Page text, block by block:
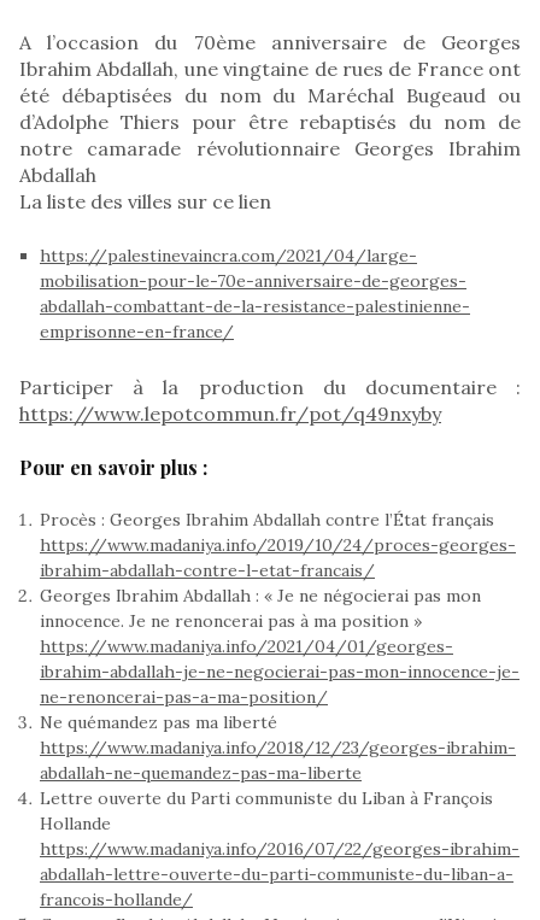
A l’occasion du 70ème anniversaire de Georges
Ibrahim Abdallah, une vingtaine de rues de France ont
été débaptisées du nom du Maréchal Bugeaud ou
d’Adolphe Thiers pour être rebaptisés du nom de
notre camarade révolutionnaire Georges Ibrahim
Abdallah
La liste des villes sur ce lien
https://palestinevaincra.com/2021/04/large-
mobilisation-pour-le-70e-anniversaire-de-georges-
abdallah-combattant-de-la-resistance-palestinienne-
emprisonne-en-france/
Participer à la production du documentaire :
https://www.lepotcommun.fr/pot/q49nxyby
Pour en savoir plus :
Procès : Georges Ibrahim Abdallah contre l’État français
https://www.madaniya.info/2019/10/24/proces-georges-
ibrahim-abdallah-contre-l-etat-francais/
Georges Ibrahim Abdallah : « Je ne négocierai pas mon
innocence. Je ne renoncerai pas à ma position »
https://www.madaniya.info/2021/04/01/georges-
ibrahim-abdallah-je-ne-negocierai-pas-mon-innocence-je-
ne-renoncerai-pas-a-ma-position/
Ne quémandez pas ma liberté
https://www.madaniya.info/2018/12/23/georges-ibrahim-
abdallah-ne-quemandez-pas-ma-liberte
Lettre ouverte du Parti communiste du Liban à François
Hollande
https://www.madaniya.info/2016/07/22/georges-ibrahim-
abdallah-lettre-ouverte-du-parti-communiste-du-liban-a-
francois-hollande/